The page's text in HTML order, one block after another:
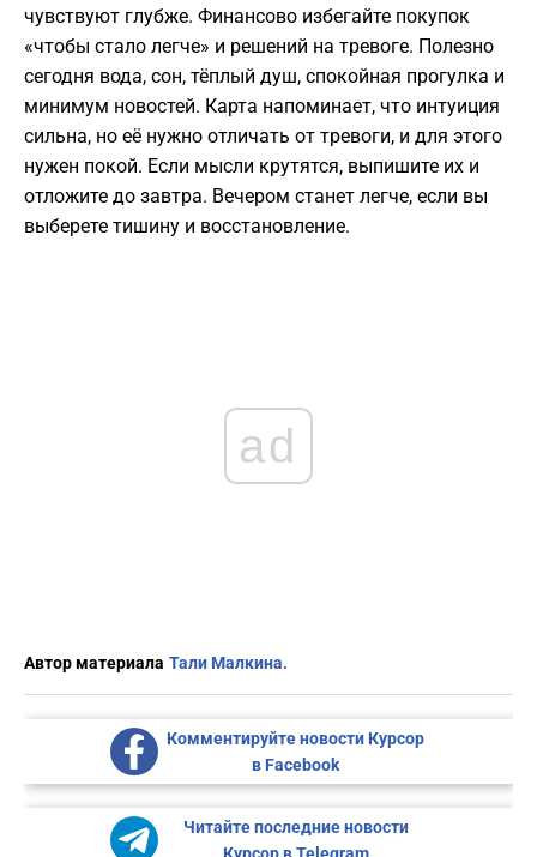
чувствуют глубже. Финансово избегайте покупок
«чтобы стало легче» и решений на тревоге. Полезно
сегодня вода, сон, тёплый душ, спокойная прогулка и
минимум новостей. Карта напоминает, что интуиция
сильна, но её нужно отличать от тревоги, и для этого
нужен покой. Если мысли крутятся, выпишите их и
отложите до завтра. Вечером станет легче, если вы
выберете тишину и восстановление.
ad
Автор материала Тали Малкина.
Комментируйте новости Курсор
в Facebook
Читайте последние новости